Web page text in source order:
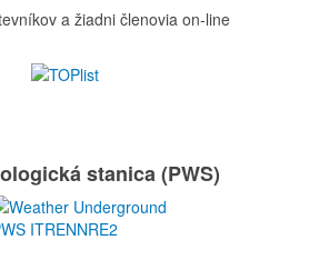
a žiadni členovia on-line
stanica (PWS)